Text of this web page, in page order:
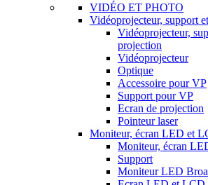
VIDÉO ET PHOTO
Vidéoprojecteur, support
Vidéoprojecteur,
projection
Vidéoprojecteur
Optique
Accessoire pour VP
Support pour VP
Ecran de projection
Pointeur laser
Moniteur, écran LED et
Moniteur, écran
Support
Moniteur LED